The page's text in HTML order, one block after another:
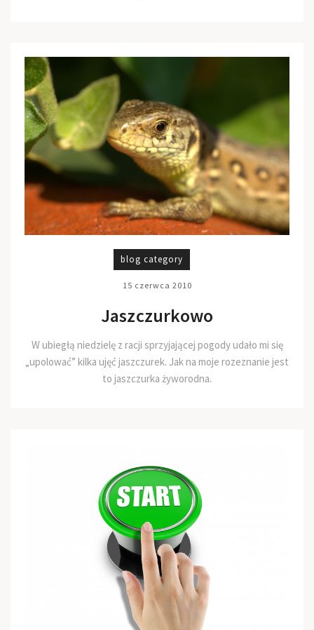
blog category
15 czerwca 2010
Jaszczurkowo
W ubiegłą niedzielę z racji sprzyjającej pogody udało mi się
„upolować” kilka ujęć jaszczurek. Jak na moje rozeznanie jest
to jaszczurka żyworodna.